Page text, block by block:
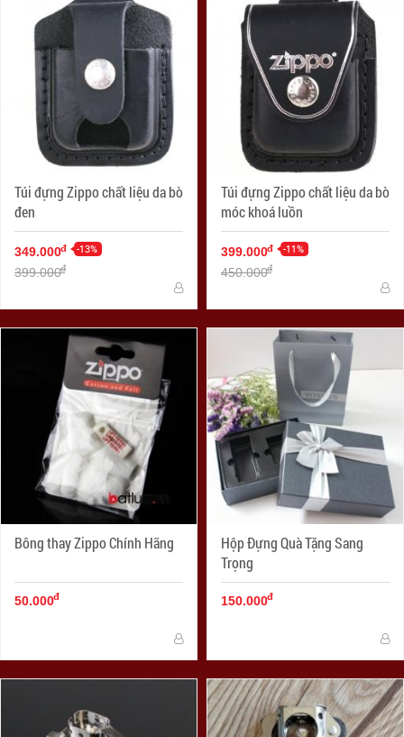
Túi đựng Zippo chất liệu da bò
đen
349.000đ -13%
399.000đ
Túi đựng Zippo chất liệu da bò
móc khoá luồn
399.000đ -11%
450.000đ
Bông thay Zippo Chính Hãng
50.000đ
Hộp Đựng Quà Tặng Sang
Trọng
150.000đ